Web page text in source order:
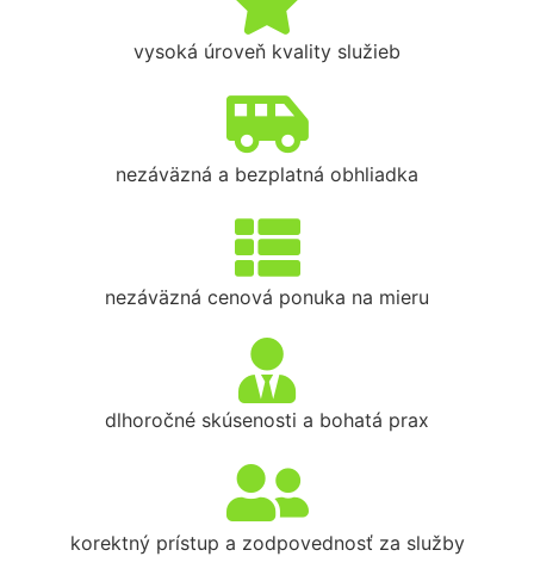
vysoká úroveň kvality služieb
nezáväzná a bezplatná obhliadka
nezáväzná cenová ponuka na mieru
dlhoročné skúsenosti a bohatá prax
korektný prístup a zodpovednosť za služby